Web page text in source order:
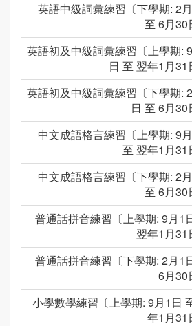
英語中級詞彙練習〔下學期: 2
至 6月30
英語初及中級詞彙練習〔上學期:
日 至 翌年1月31
英語初及中級詞彙練習〔下學期:
日 至 6月30
中文成語格言練習〔上學期: 9
至 翌年1月31
中文成語格言練習〔下學期: 2
至 6月30
普通話拼音練習〔上學期: 9月1
翌年1月31
普通話拼音練習〔下學期: 2月1
6月30
小學數學練習〔上學期: 9月1日
年1月31